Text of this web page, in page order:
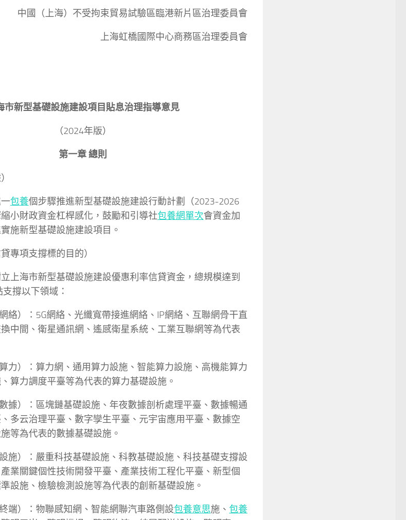
中國（上海）不受拘束貿易試驗區臨港新片區治理委員會
上海虹橋國際中心商務區治理委員會
市新型基礎設施建設項目貼息治理指導意見
（2024年版）
第一章 總則
包養個步驟推進新型基礎設施建設行動計劃（2023-2026
小財政資金杠桿感化，鼓勵和引導社包養網單次會資金加
施新型基礎設施建設項目。
專項支撐標的目的）
上海市新型基礎設施建設優惠利率信貸資金，總規模達到
撐以下領域：
絡）：5G網絡、光纖寬帶接進網絡、IP網絡、互聯網骨干直
中間、衛星通訊網、遙感衛星系統、工業互聯網等為代表
力）：算力網、通用算力設施、智能算力設施、高機能算力
算力調度平臺等為代表的算力基礎設施。
據）：區塊鏈基礎設施、年夜數據剖析處理平臺、數據暢通
多云治理平臺、數字孿生平臺、元宇宙應用平臺、數據空
等為代表的數據基礎設施。
施）：嚴重科技基礎設施、科教基礎設施、科技基礎支撐設
業關鍵個性技術開發平臺、產業技術工程化平臺、新型個
設施、檢驗檢測設施等為代表的創新基礎設施。
端）：物聯感知網、智能網聯汽車路側設包養意思施、 包養